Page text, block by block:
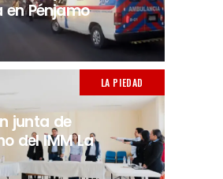
Pénjamo
LA PIEDAD
junta de
del IMM La